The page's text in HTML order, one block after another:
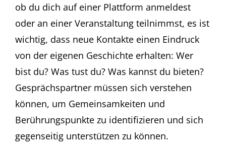
ob du dich auf einer Plattform anmeldest
oder an einer Veranstaltung teilnimmst, es ist
wichtig, dass neue Kontakte einen Eindruck
von der eigenen Geschichte erhalten: Wer
bist du? Was tust du? Was kannst du bieten?
Gesprächspartner müssen sich verstehen
können, um Gemeinsamkeiten und
Berührungspunkte zu identifizieren und sich
gegenseitig unterstützen zu können.